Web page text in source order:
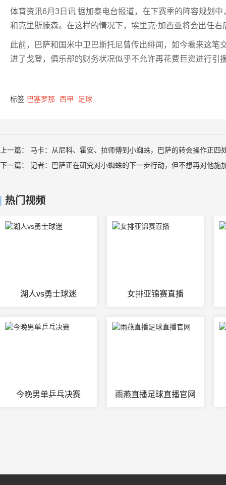
体育资讯6月3日讯 据加泰电台报道，在下赛季的阵容规划
和克里斯滕森。在这样的情况下，埃里克·加西亚将会出任右
此前，巴萨和国米中卫巴斯托尼曾传出绯闻，如今看来这
进了戈登，俱乐部的财务状况似乎不允许再花费巨资进行引
标签 巴塞罗那 西甲 足球
上一篇： 马卡：从尼科、霍安、拉师傅到小蜘蛛，巴萨的转会操作正四
下一篇： 记者：巴萨正在研究对小蜘蛛的下一步行动，但不想再对他施
热门视频
湖人vs勇士球迷 女排亚锦赛直播
今晚男单乒乓决赛 雨燕直播足球直播官网